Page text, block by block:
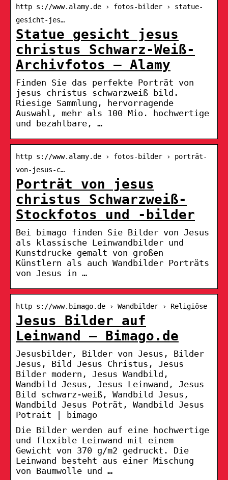
http s://www.alamy.de › fotos-bilder › statue-
gesicht-jes…
Statue gesicht jesus
christus Schwarz-Weiß-
Archivfotos – Alamy
Finden Sie das perfekte Porträt von
jesus christus schwarzweiß bild.
Riesige Sammlung, hervorragende
Auswahl, mehr als 100 Mio. hochwertige
und bezahlbare, …
http s://www.alamy.de › fotos-bilder › porträt-
von-jesus-c…
Porträt von jesus
christus Schwarzweiß-
Stockfotos und -bilder
Bei bimago finden Sie Bilder von Jesus
als klassische Leinwandbilder und
Kunstdrucke gemalt von großen
Künstlern als auch Wandbilder Porträts
von Jesus in …
http s://www.bimago.de › Wandbilder › Religiöse
Jesus Bilder auf
Leinwand – Bimago.de
Jesusbilder, Bilder von Jesus, Bilder
Jesus, Bild Jesus Christus, Jesus
Bilder modern, Jesus Wandbild,
Wandbild Jesus, Jesus Leinwand, Jesus
Bild schwarz-weiß, Wandbild Jesus,
Wandbild Jesus Poträt, Wandbild Jesus
Potrait | bimago
Die Bilder werden auf eine hochwertige
und flexible Leinwand mit einem
Gewicht von 370 g/m2 gedruckt. Die
Leinwand besteht aus einer Mischung
von Baumwolle und …